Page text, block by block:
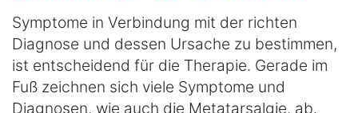
Symptome in Verbindung mit der richten
Diagnose und dessen Ursache zu bestimmen,
ist entscheidend für die Therapie. Gerade im
Fuß zeichnen sich viele Symptome und
Diagnosen, wie auch die Metatarsalgie, ab.